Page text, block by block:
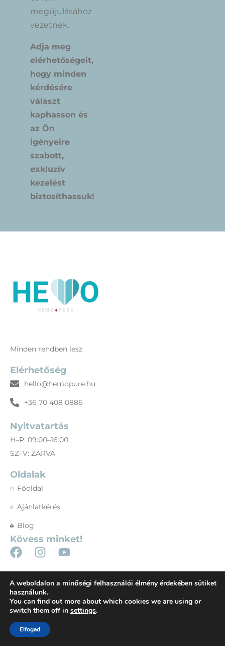
megújulásához
vezetnek.
Adja meg
elérhetőségeit,
hogy minden
kérdésére
választ
kaphasson és
az Ön
igényeire
szabott,
exkluzív
kezelést
biztosíthassuk!
Minden rendben lesz
Elérhetőség
hello@hemopure.hu
+36 70 408 0886
Nyitvatartás
H–P: 09:00–16:00
SZ–V: ZÁRVA
Oldalak
Főoldal
Ajánlatkérés
Blog
Kövess minket!
©New Energy Medical Center- Minden jog fenntartva! Az oldalt
létrehozta:BIGTIMEMARKETING.HU
Süti szabályzat
A weboldalon a minőségi felhasználói élmény érdekében sütiket
használunk.
You can find out more about which cookies we are using or
switch them off in settings.
Elfogad